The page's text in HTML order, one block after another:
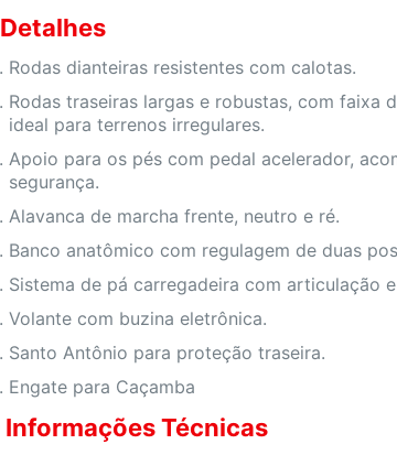
Detalhes
Rodas dianteiras resistentes com calotas.
Rodas traseiras largas e robustas, com faixa
ideal para terrenos irregulares.
Apoio para os pés com pedal acelerador,
segurança.
Alavanca de marcha frente, neutro e ré.
Banco anatômico com regulagem de duas
Sistema de pá carregadeira com articulação
Volante com buzina eletrônica.
Santo Antônio para proteção traseira.
Engate para Caçamba
Informações Técnicas